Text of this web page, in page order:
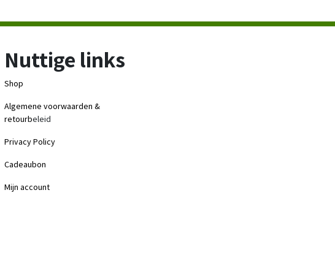
Nuttige links
Shop
Algemene voorwaarden &
retourbeleid
Privacy Policy
Cadeaubon
Mijn account